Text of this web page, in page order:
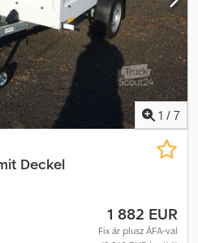
fenntartva. A műszaki adatok és a
A szerződés szerinti
a helyszínen
Kérjük, egyeztessen
1 / 7
Deckel
1 882 EUR
Fix ár plusz ÁFA-val